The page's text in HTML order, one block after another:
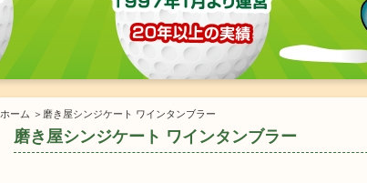
磨き屋シンジケート ワインタンブラー
ホーム 磨き屋シンジケート ワインタンブラー